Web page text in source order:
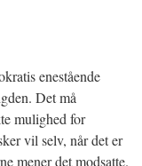
enestående
Det må
mulighed for
vil selv, når det er
mener det modsatte.